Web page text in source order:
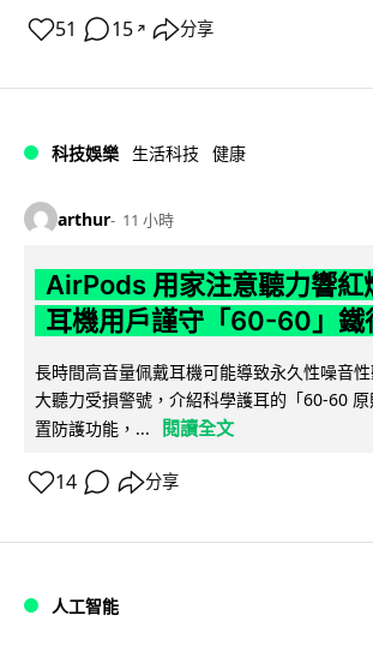
51 15 ↗ 分享
科技娛樂 生活科技 健康
arthur 11 小時
AirPods 用家注意聽力響紅
耳機用戶謹守「60-60」鐵
長時間高音量佩戴耳機可能導致永久性噪音
大聽力受損警號，介紹科學護耳的「60-60
置防護功能，...
閱讀全文
14 分享
人工智能